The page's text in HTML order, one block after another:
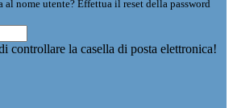
al nome utente? Effettua il reset della password
controllare la casella di posta elettronica!